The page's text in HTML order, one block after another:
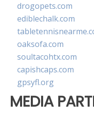
drogopets.com
ediblechalk.com
oaksofa.com
soultacohtx.com
capishcaps.com
gpsyfl.org
MEDIA